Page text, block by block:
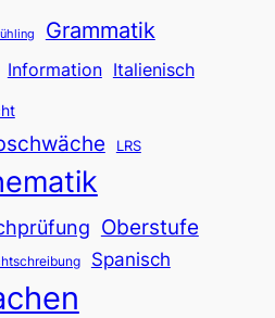
Grammatik
Information Italienisch
LRS
Oberstufe
Spanisch